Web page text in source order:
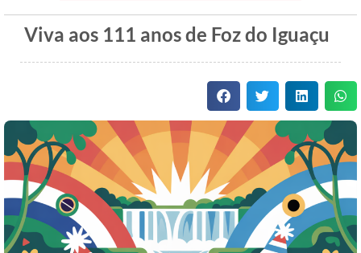
Viva aos 111 anos de Foz do Iguaçu